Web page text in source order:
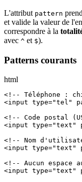
L'attribut pattern
et valide la valeur de
correspondre à la
avec ^ et $).
Patterns courants
html
<!-- Téléphone :
<input type="tel"
<!-- Code postal
<input type="text"
<!-- Nom
<input type="text"
<!-- Aucun espace
<input type="text"